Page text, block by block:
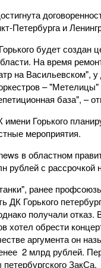
Петербурга и
будет создан
На время
на Васильевском",
– "Метелицы"
база", –
Горького
мероприятия.
в областном
рублей с рассрочкой
ранее
ДК Горького
получали отказ.
хотел обрести
аргумента он
2 млрд рублей.
петербургского